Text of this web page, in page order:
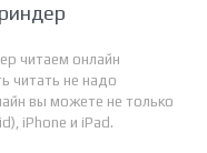
читаем онлайн
читать не надо
вы можете не только
iPhone и iPad.